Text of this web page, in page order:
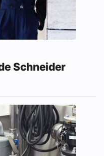
Schneider